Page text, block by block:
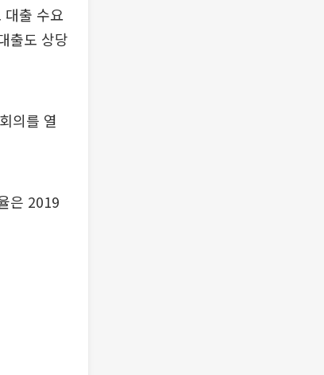
대출 수요
출도 상당
의를 열
은 2019